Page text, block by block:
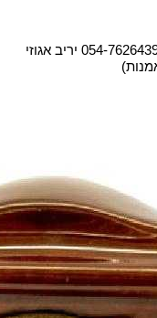
קנייה ומכירה של עתיקות‏ ויצירות אמנות 054-7626439 יריב אגוזי